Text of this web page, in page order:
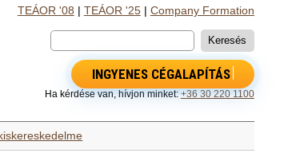
TEÁOR '08 TEÁOR '25| Company Formation
INGYENES CÉGALAPÍTÁS
Ha kérdése van, hívjon minket: +36 30 220 1100